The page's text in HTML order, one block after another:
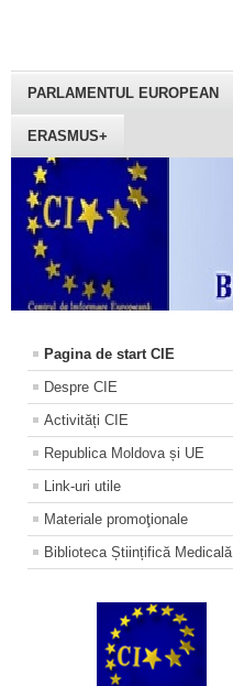
PARLAMENTUL EUROPEAN
ERASMUS+
Pagina de start CIE
Despre CIE
Activități CIE
Republica Moldova și UE
Link-uri utile
Materiale promoţionale
Biblioteca Științifică Medicală